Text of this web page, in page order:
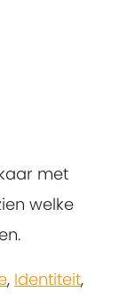
met
welke
, Identiteit,